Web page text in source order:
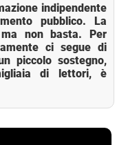
indipendente
pubblico. La
non basta. Per
ci segue di
piccolo sostegno,
di lettori, è